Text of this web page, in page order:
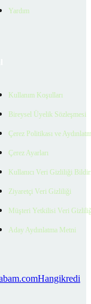
Yardım
Kullanım Koşulları
Bireysel Üyelik Sözleşmesi
Çerez Politikası ve
Çerez Ayarları
Kullanıcı Veri Gizliliği
Ziyaretçi Veri Gizliliği
Müşteri Yetkilisi Veri
Aday Aydınlatma Metni
Hangikredi